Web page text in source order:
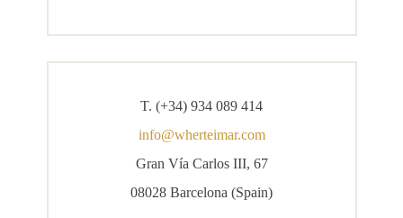
T. (+34) 934 089 414
info@wherteimar.com
Gran Vía Carlos III, 67
08028 Barcelona (Spain)